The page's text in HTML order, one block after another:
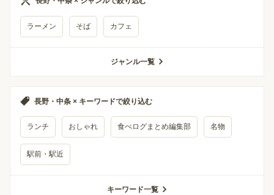
ラーメン そば カフェ
ジャンル一覧
長野・中条 × キーワードで絞り込む
ランチ おしゃれ 食べログまとめ編集部 名物
駅前・駅近
キーワード一覧